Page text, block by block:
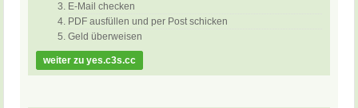
E-Mail checken
PDF ausfüllen und per Post schicken
Geld überweisen
weiter zu yes.c3s.cc